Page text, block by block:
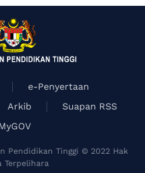
e-Penyertaan
Arkib
Suapan RSS
Pendidikan Tinggi © 2022 Hak
Terpelihara